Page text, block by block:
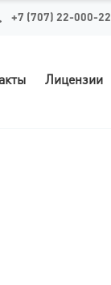
+7 (707) 22-000-22
Лицензии